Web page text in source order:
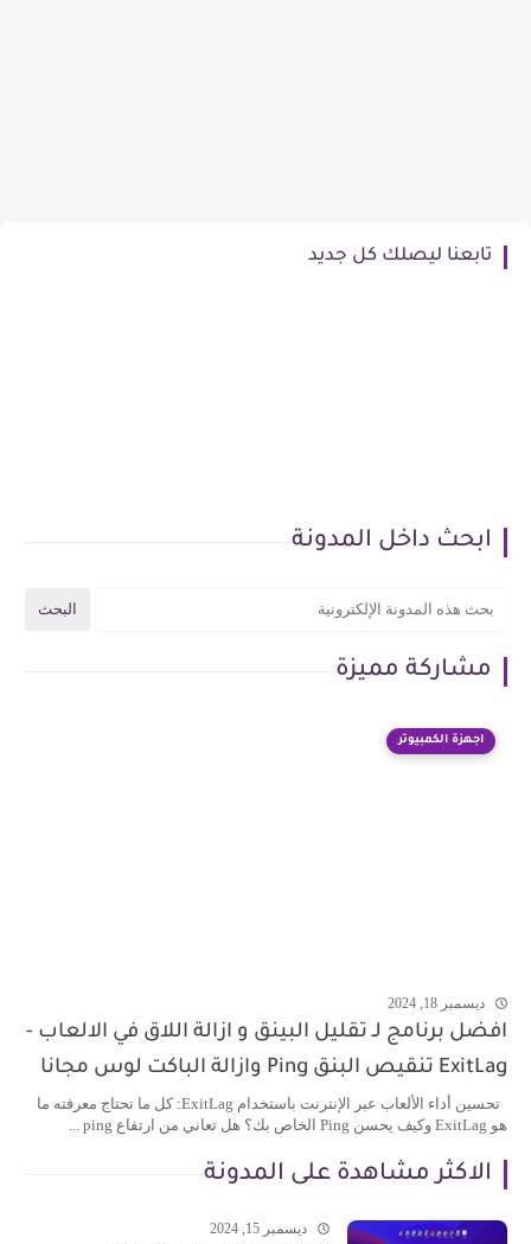
تابعنا ليصلك كل جديد
ابحث داخل المدونة
مشاركة مميزة
اجهزة الكمبيوتر
ديسمبر 18, 2024
افضل برنامج لـ تقليل البينق و ازالة اللاق في الالعاب -
ExitLag تنقيص البنق Ping وازالة الباكت لوس مجانا
تحسين أداء الألعاب عبر الإنترنت باستخدام ExitLag: كل ما تحتاج معرفته ما
الاكثر مشاهدة على المدونة
ديسمبر 15, 2024